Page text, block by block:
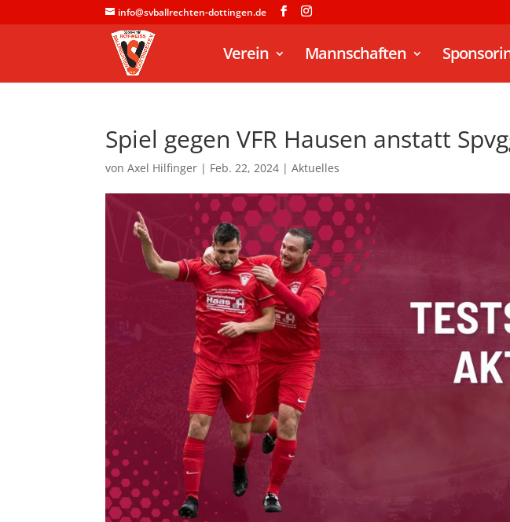
info@svballrechten-dottingen.de
Verein Mannschaften
Spiel gegen VFR Hausen anstatt
vonAxel Hilfinger | Feb. 22, 2024 |Aktuelles